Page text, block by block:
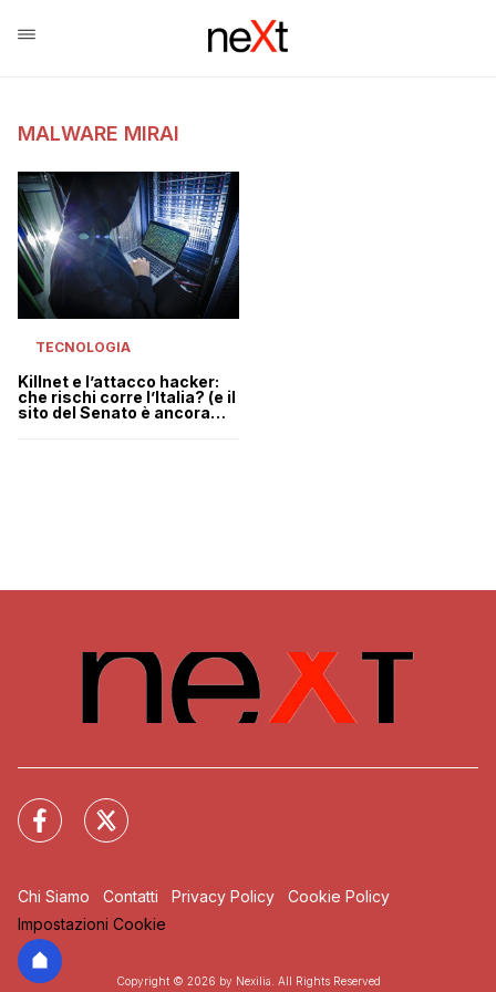
MALWARE MIRAI
TECNOLOGIA
Killnet e l’attacco hacker:
che rischi corre l’Italia? (e il
sito del Senato è ancora
Chi Siamo Contatti Privacy Policy
Cookie Policy
Impostazioni Cookie
Copyright © 2026 by Nexilia. All Rights Reserved